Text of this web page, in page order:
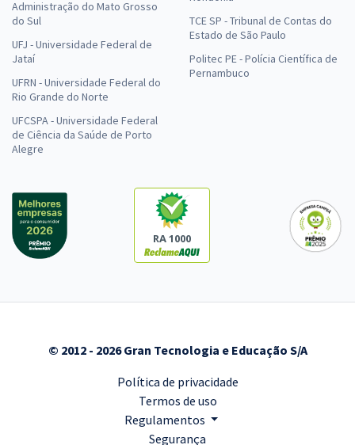
Administração do Mato Grosso
do Sul
UFJ - Universidade Federal de
Jataí
UFRN - Universidade Federal do
Rio Grande do Norte
UFCSPA - Universidade Federal
de Ciência da Saúde de Porto
Alegre
TCE SP - Tribunal de Contas do
Estado de São Paulo
Politec PE - Polícia Científica de
Pernambuco
RA 1000
© 2012 - 2026 Gran Tecnologia e Educação S/A
Política de privacidade
Termos de uso
Regulamentos
Segurança